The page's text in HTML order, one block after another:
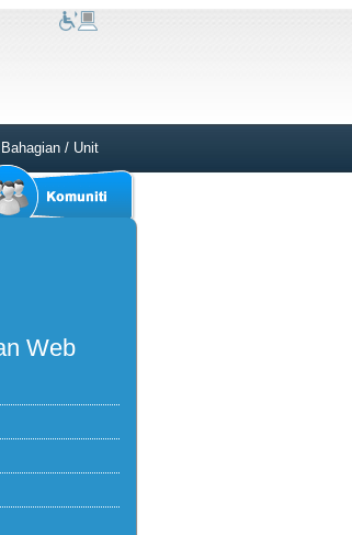
Bahagian / Unit
Web